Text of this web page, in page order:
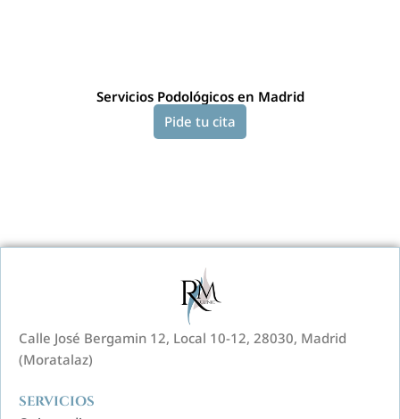
Servicios Podológicos en Madrid
Pide tu cita
Calle José Bergamin 12, Local 10-12, 28030, Madrid
(Moratalaz)
SERVICIOS